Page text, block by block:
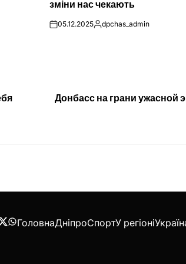
зміни нас чекають
on05.12.2025Опубліковано
dpchas_admin
Донбасс на грани ужасной
Twitter
WhatsApp
ГоловнаДніпроСпортУ регіоні